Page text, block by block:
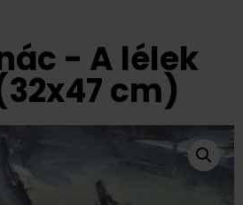
- A lélek
cm)